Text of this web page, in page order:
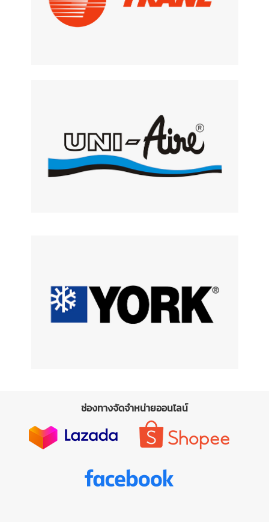
ช่องทางจัดจำหน่ายออนไลน์